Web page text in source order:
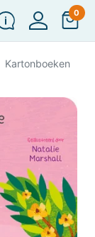
0
Kartonboeken